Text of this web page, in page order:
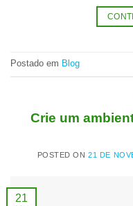
Postado em Blog
Crie um
POSTED ON21 DE
21